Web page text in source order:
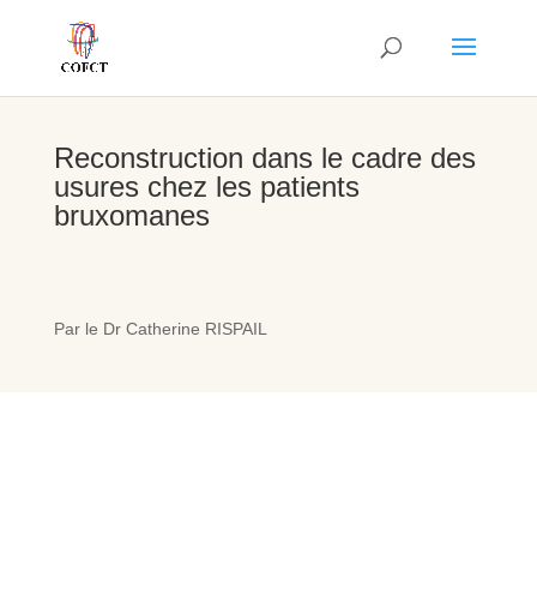
Reconstruction dans le cadre des
usures chez les patients
bruxomanes
Par le Dr Catherine RISPAIL